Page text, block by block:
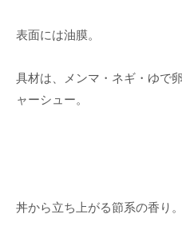
表面には油膜。
具材は、メンマ・ネギ・ゆで
ャーシュー。
丼から立ち上がる節系の香り。